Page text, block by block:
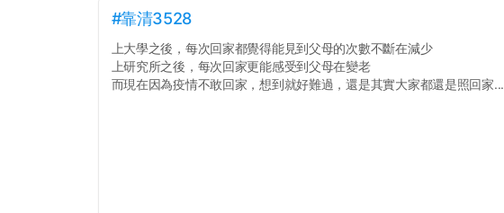
#靠清3528
上大學之後，每次回家都覺得能見到父母的次數不斷在減少
上研究所之後，每次回家更能感受到父母在變老
而現在因為疫情不敢回家，想到就好難過，還是其實大家都還是照回家...